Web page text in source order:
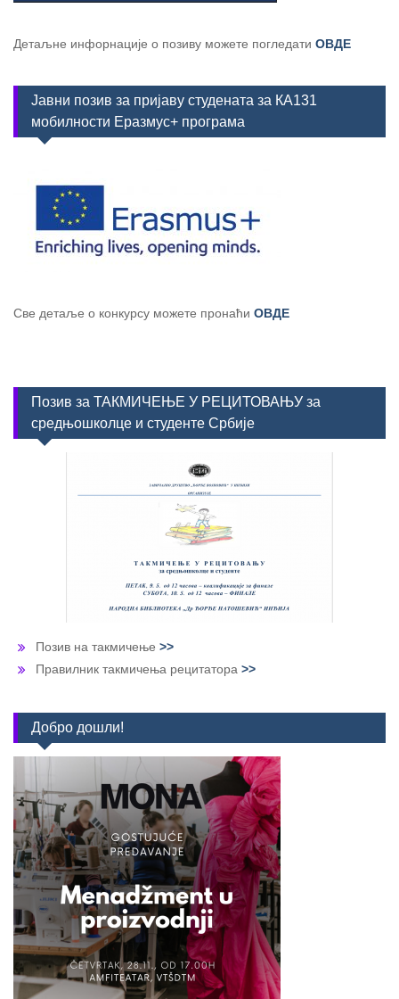
Детаљне инфорнације о позиву можете погледати ОВДЕ
Јавни позив за пријаву студената за КА131
мобилности Еразмус+ програма
Све детаље о конкурсу можете пронаћи ОВДЕ
Позив за ТАКМИЧЕЊЕ У РЕЦИТОВАЊУ за
средњошколце и студенте Србије
Позив на такмичење >>
Правилник такмичења рецитатора >>
Добро дошли!